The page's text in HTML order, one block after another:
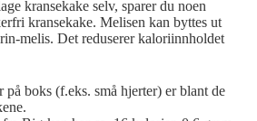
kransekake selv, sparer du noen
kransekake. Melisen kan byttes ut
melis. Det reduserer kaloriinnholdet
på boks (f.eks. små hjerter) er blant de